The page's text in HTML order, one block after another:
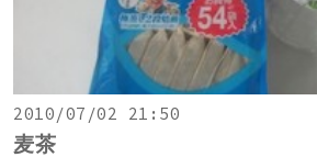
2010/07/02 21:50
麦茶